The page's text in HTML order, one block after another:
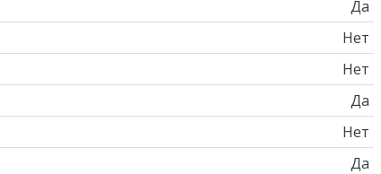
Да
Нет
Нет
Да
Нет
Да